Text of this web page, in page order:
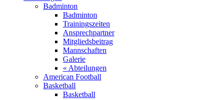
Badminton
Badminton
Trainingszeiten
Ansprechpartner
Mitgliedsbeitrag
Mannschaften
Galerie
« Abteilungen
American Football
Basketball
Basketball